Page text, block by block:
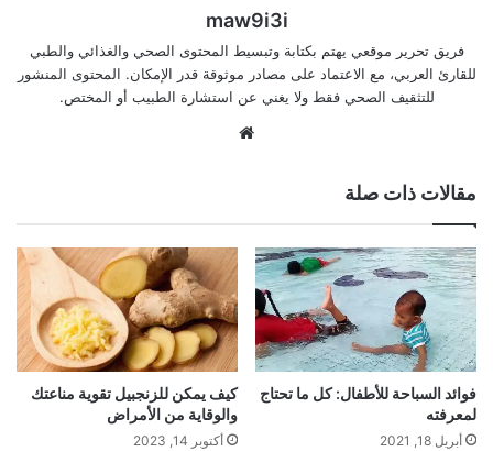
maw9i3i
فريق تحرير موقعي يهتم بكتابة وتبسيط المحتوى الصحي والغذائي والطبي
للقارئ العربي، مع الاعتماد على مصادر موثوقة قدر الإمكان. المحتوى المنشور
للتثقيف الصحي فقط ولا يغني عن استشارة الطبيب أو المختص.
مقالات ذات صلة
فوائد السباحة للأطفال: كل ما تحتاج
لمعرفته
أبريل 18, 2021
كيف يمكن للزنجبيل تقوية مناعتك
والوقاية من الأمراض
أكتوبر 14, 2023